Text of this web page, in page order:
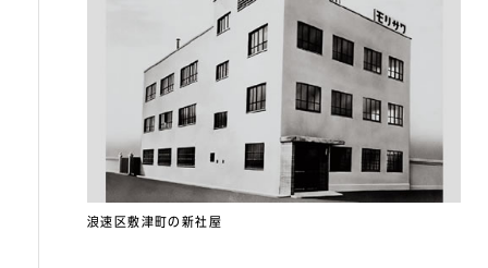
浪速区敷津町の新社屋